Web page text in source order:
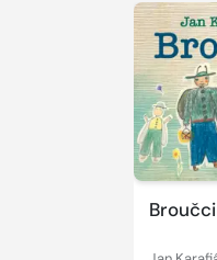
Broučci
Přehrát
ukázku